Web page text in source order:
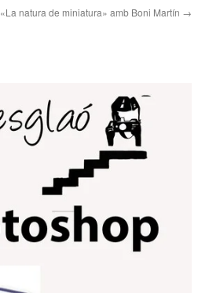
«La natura de miniatura» amb Boni Martín →